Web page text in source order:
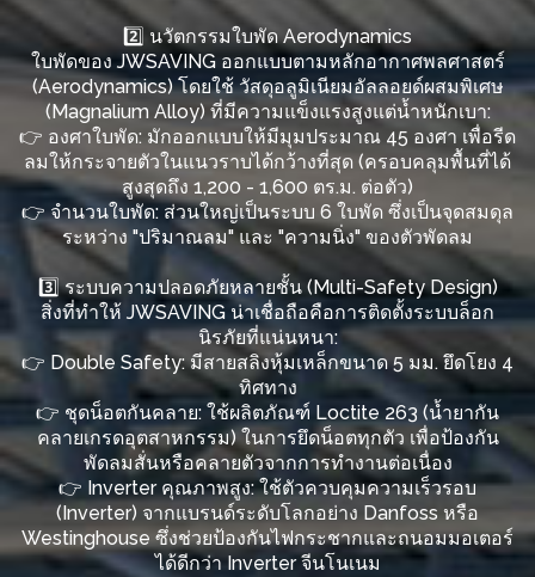
2️⃣ นวัตกรรมใบพัด Aerodynamics
ใบพัดของ JWSAVING ออกแบบตามหลักอากาศพลศาสตร์
(Aerodynamics) โดยใช้ วัสดุอลูมิเนียมอัลลอยด์ผสมพิเศษ
(Magnalium Alloy) ที่มีความแข็งแรงสูงแต่น้ำหนักเบา:
👉 องศาใบพัด: มักออกแบบให้มีมุมประมาณ 45 องศา เพื่อรีด
ลมให้กระจายตัวในแนวราบได้กว้างที่สุด (ครอบคลุมพื้นที่ได้
สูงสุดถึง 1,200 - 1,600 ตร.ม. ต่อตัว)
👉 จำนวนใบพัด: ส่วนใหญ่เป็นระบบ 6 ใบพัด ซึ่งเป็นจุดสมดุล
ระหว่าง "ปริมาณลม" และ "ความนิ่ง" ของตัวพัดลม
3️⃣ ระบบความปลอดภัยหลายชั้น (Multi-Safety Design)
สิ่งที่ทำให้ JWSAVING น่าเชื่อถือคือการติดตั้งระบบล็อก
นิรภัยที่แน่นหนา:
👉 Double Safety: มีสายสลิงหุ้มเหล็กขนาด 5 มม. ยึดโยง 4
ทิศทาง
👉 ชุดน็อตกันคลาย: ใช้ผลิตภัณฑ์ Loctite 263 (น้ำยากัน
คลายเกรดอุตสาหกรรม) ในการยึดน็อตทุกตัว เพื่อป้องกัน
พัดลมสั่นหรือคลายตัวจากการทำงานต่อเนื่อง
👉 Inverter คุณภาพสูง: ใช้ตัวควบคุมความเร็วรอบ
(Inverter) จากแบรนด์ระดับโลกอย่าง Danfoss หรือ
Westinghouse ซึ่งช่วยป้องกันไฟกระชากและถนอมมอเตอร์
ได้ดีกว่า Inverter จีนโนเนม